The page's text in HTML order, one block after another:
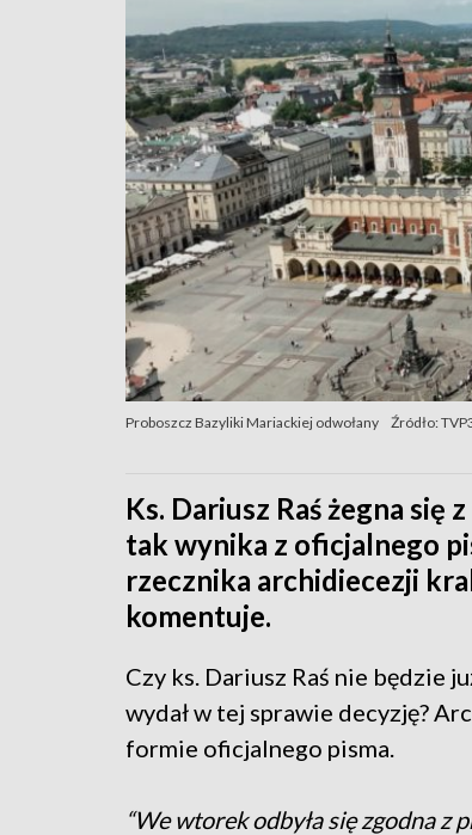
Proboszcz Bazyliki Mariackiej odwołany Źródło:
Ks. Dariusz Raś żegna
tak wynika z oficjalnego
rzecznika archidiecezji
komentuje.
Czy ks. Dariusz Raś nie będzie
wydał w tej sprawie decyzję?
formie oficjalnego pisma.
“We wtorek odbyła się zgodna